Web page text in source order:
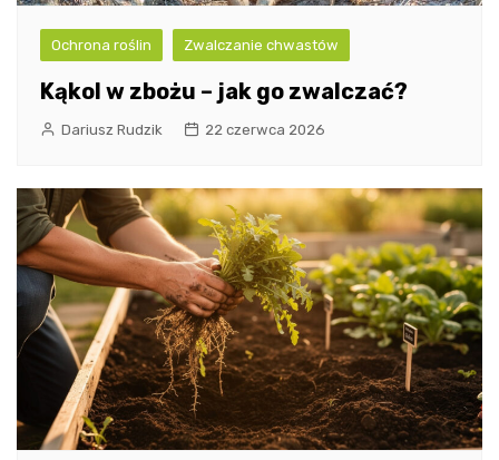
Ochrona roślin Zwalczanie chwastów
Kąkol w zbożu – jak go zwalczać?
Dariusz Rudzik 22 czerwca 2026